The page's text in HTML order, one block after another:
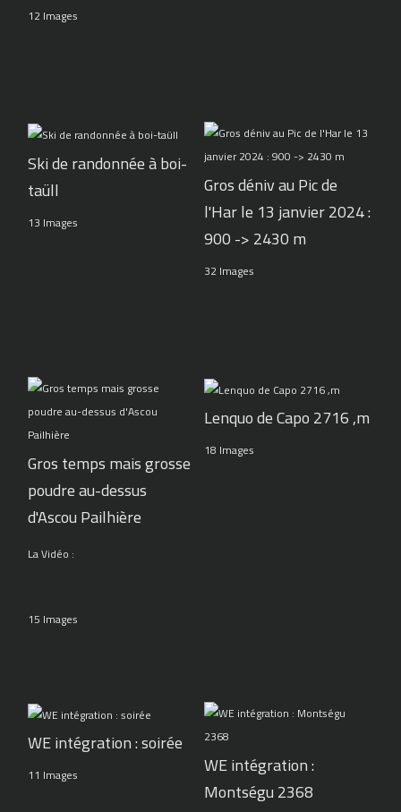
12 Images
Ski de randonnée à boi-
taüll
13 Images
Gros déniv au Pic de
l'Har le 13 janvier 2024 :
900 -> 2430 m
32 Images
Gros temps mais grosse
poudre au-dessus
d'Ascou Pailhière
La Vidéo :
15 Images
Lenquo de Capo 2716 ,m
18 Images
WE intégration : soirée
11 Images
WE intégration :
Montségu 2368